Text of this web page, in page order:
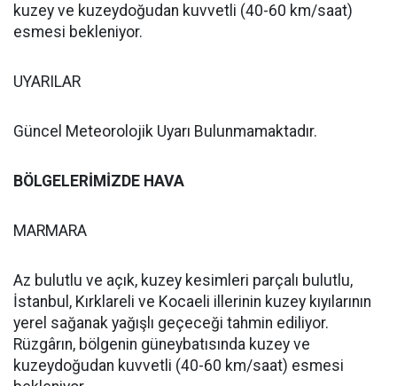
kuzey ve kuzeydoğudan kuvvetli (40-60 km/saat)
esmesi bekleniyor.
UYARILAR
Güncel Meteorolojik Uyarı Bulunmamaktadır.
BÖLGELERİMİZDE HAVA
MARMARA
Az bulutlu ve açık, kuzey kesimleri parçalı bulutlu,
İstanbul, Kırklareli ve Kocaeli illerinin kuzey kıyılarının
yerel sağanak yağışlı geçeceği tahmin ediliyor.
Rüzgârın, bölgenin güneybatısında kuzey ve
kuzeydoğudan kuvvetli (40-60 km/saat) esmesi